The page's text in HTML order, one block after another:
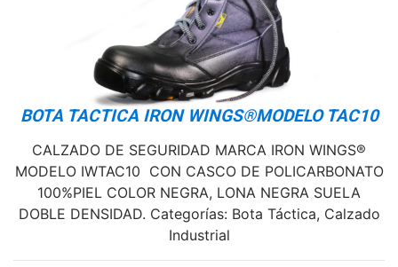
BOTA TACTICA IRON WINGS®MODELO TAC10
CALZADO DE SEGURIDAD MARCA IRON WINGS®
MODELO IWTAC10 CON CASCO DE POLICARBONATO
100%PIEL COLOR NEGRA, LONA NEGRA SUELA
DOBLE DENSIDAD. Categorías: Bota Táctica, Calzado
Industrial